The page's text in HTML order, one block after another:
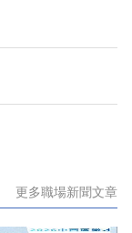
更多職場新聞文章